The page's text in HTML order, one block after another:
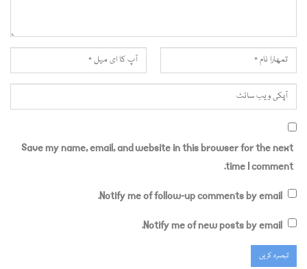
Save my name, email, and website in this browser for the next
time I comment.
Notify me of follow-up comments by email.
Notify me of new posts by email.